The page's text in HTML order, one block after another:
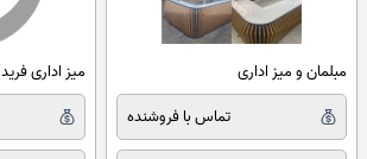
مبلمان و میز اداری
تماس با فروشنده
میز اداری فرید 120